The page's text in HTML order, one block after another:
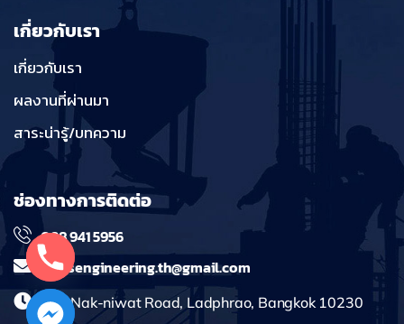
เกี่ยวกับเรา
เกี่ยวกับเรา
ผลงานที่ผ่านมา
สาระน่ารู้/บทความ
ช่องทางการติดต่อ
098 941 5956
massengineering.th@gmail.com
241 Nak-niwat Road, Ladphrao, Bangkok 10230